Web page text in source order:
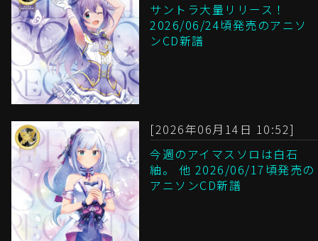
サントラ大量リリース！
2026/06/24頃発売のアニソ
ンCD新譜
[2026年06月14日 10:52]
今週のアイマスソロは白石
紬。 他 2026/06/17頃発売の
アニソンCD新譜